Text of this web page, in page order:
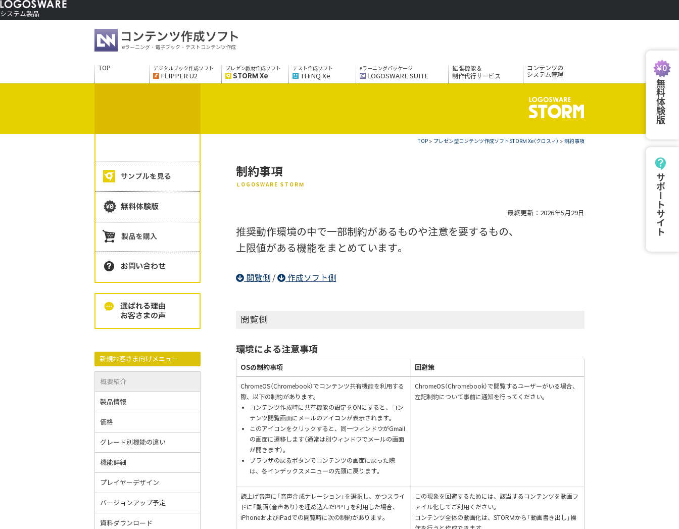
無料体験版
サポートサイト
システム製品
eラーニング・電子ブック・テストコンテンツ作成
TOP デジタルブック作成ソフト
FLIPPER U2
プレゼン教材作成ソフト
STORM Xe
テスト作成ソフト
THiNQ Xe
eラーニングパッケージ
LOGOSWARE SUITE
拡張機能＆
制作代行サービス
コンテンツの
システム管理
TOP > プレゼン型コンテンツ作成ソフトSTORM Xe（クロスィ） > 制約事項
制約事項
LOGOSWARE STORM
最終更新：2026年5月29日
推奨動作環境の中で一部制約があるものや注意を要するもの、
上限値がある機能をまとめています。
閲覧側 / 作成ソフト側
閲覧側
環境による注意事項
OSの制約事項 回避策
ChromeOS（Chromebook）でコンテンツ共有機能を利用する
際、以下の制約があります。
コンテンツ作成時に共有機能の設定をONにすると、コン
テンツ閲覧画面にメールのアイコンが表示されます。
このアイコンをクリックすると、同一ウィンドウがGmail
の画面に遷移します（通常は別ウィンドウでメールの画面
が開きます）。
ブラウザの戻るボタンでコンテンツの画面に戻った際
は、各インデックスメニューの先頭に戻ります。
ChromeOS（Chromebook）で閲覧するユーザーがいる場合、
左記制約について事前に通知を行ってください。
読上げ音声に「音声合成ナレーション」を選択し、かつスライ
ドに「動画（音声あり）を埋め込んだPPT」を利用した場合、
iPhoneおよびiPadでの閲覧時に次の制約があります。
この現象を回避するためには、該当するコンテンツを動画フ
ァイル化してご利用ください。
コンテンツ全体の動画化は、STORMから「動画書き出し」操
新規お客さま向けメニュー
概要紹介
製品情報
価格
グレード別機能の違い
機能詳細
プレイヤーデザイン
バージョンアップ予定
資料ダウンロード